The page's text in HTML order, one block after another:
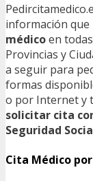
información que
médicoen
Provincias y
a seguir para
formas
o por Internet y
solicitar cita
Seguridad
Cita Médico